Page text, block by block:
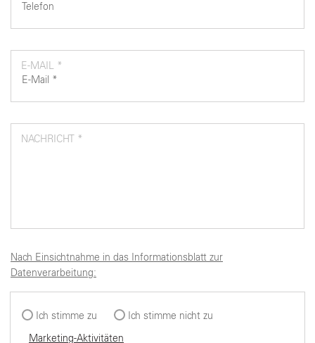
E-MAIL *
NACHRICHT *
Nach Einsichtnahme in das Informationsblatt zur
Datenverarbeitung:
Ich stimme zu
Ich stimme nicht zu
Marketing-Aktivitäten